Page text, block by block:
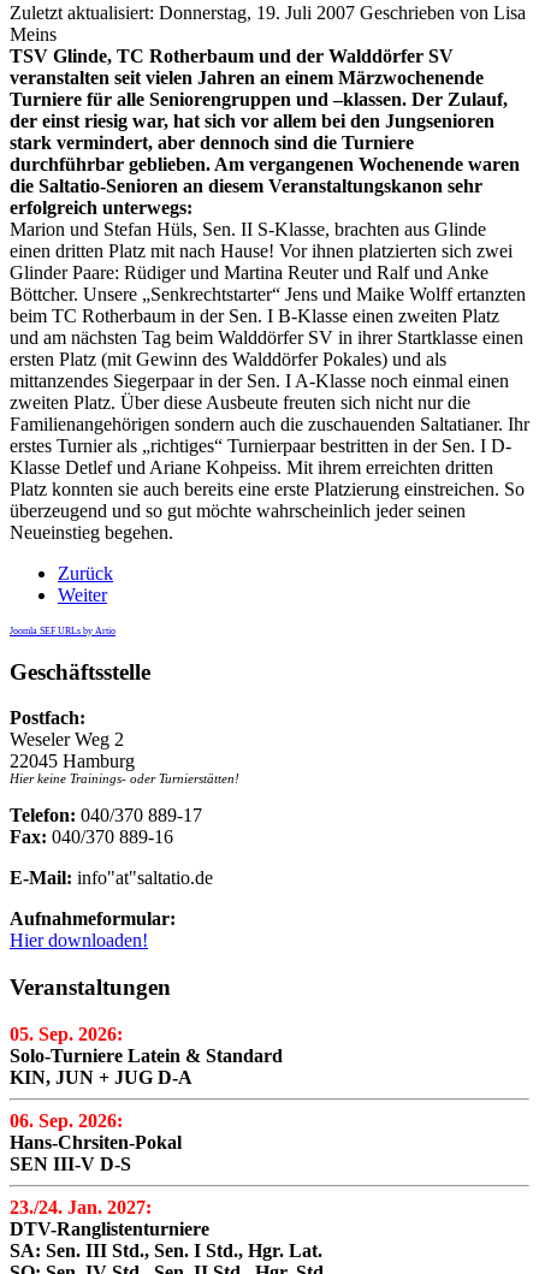
Zuletzt aktualisiert: Donnerstag, 19. Juli 2007 Geschrieben von Lisa
Meins
TSV Glinde, TC Rotherbaum und der Walddörfer SV
veranstalten seit vielen Jahren an einem Märzwochenende
Turniere für alle Seniorengruppen und –klassen. Der Zulauf,
der einst riesig war, hat sich vor allem bei den Jungsenioren
stark vermindert, aber dennoch sind die Turniere
durchführbar geblieben. Am vergangenen Wochenende waren
die Saltatio-Senioren an diesem Veranstaltungskanon sehr
erfolgreich unterwegs:
Marion und Stefan Hüls, Sen. II S-Klasse, brachten aus Glinde
einen dritten Platz mit nach Hause! Vor ihnen platzierten sich zwei
Glinder Paare: Rüdiger und Martina Reuter und Ralf und Anke
Böttcher. Unsere „Senkrechtstarter“ Jens und Maike Wolff ertanzten
beim TC Rotherbaum in der Sen. I B-Klasse einen zweiten Platz
und am nächsten Tag beim Walddörfer SV in ihrer Startklasse einen
ersten Platz (mit Gewinn des Walddörfer Pokales) und als
mittanzendes Siegerpaar in der Sen. I A-Klasse noch einmal einen
zweiten Platz. Über diese Ausbeute freuten sich nicht nur die
Familienangehörigen sondern auch die zuschauenden Saltatianer. Ihr
erstes Turnier als „richtiges“ Turnierpaar bestritten in der Sen. I D-
Klasse Detlef und Ariane Kohpeiss. Mit ihrem erreichten dritten
Platz konnten sie auch bereits eine erste Platzierung einstreichen. So
überzeugend und so gut möchte wahrscheinlich jeder seinen
Neueinstieg begehen.
Zurück
Weiter
Joomla SEF URLs by Artio
Geschäftsstelle
Postfach:
Weseler Weg 2
22045 Hamburg
Hier keine Trainings- oder Turnierstätten!
Telefon: 040/370 889-17
Fax: 040/370 889-16
E-Mail: info"at"saltatio.de
Aufnahmeformular:
Hier downloaden!
Veranstaltungen
05. Sep. 2026:
Solo-Turniere Latein & Standard
KIN, JUN + JUG D-A
06. Sep. 2026:
Hans-Chrsiten-Pokal
SEN III-V D-S
23./24. Jan. 2027:
DTV-Ranglistenturniere
SA: Sen. III Std., Sen. I Std., Hgr. Lat.